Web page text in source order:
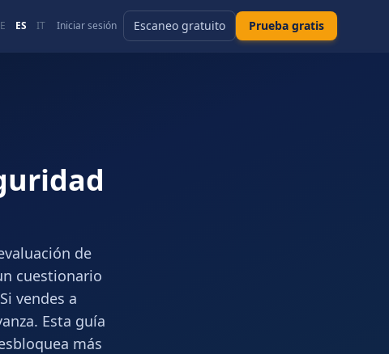
ES IT Iniciar sesión Escaneo gratuito Prueba gratis
de
cuestionario
vendes a
Esta guía
más